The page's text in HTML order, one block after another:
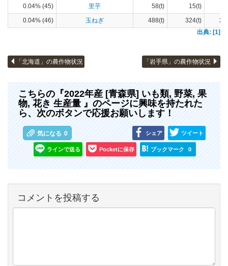
0.04% (45)
里芋 58(t) 15(t)
0.04% (46)
玉ねぎ 488(t) 324(t)
出典: [1]
「北海道」の農作物状況 「岩手県」の農作物状況
こちらの『2022年産 [青森県] いも類, 野菜, 果
物, 花き 生産量 』のページに興味を持たれた
ら、次のボタンで応援お願いします！
気になる 0 シェア ツイート
ラインで送る Pocketに保存 ブックマーク 0
コメントを投稿する